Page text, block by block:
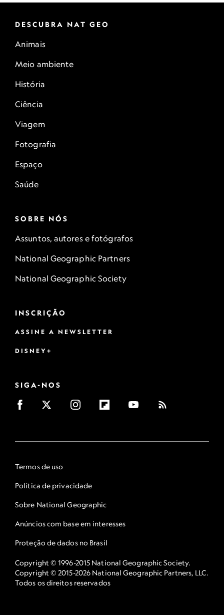
DESCUBRA NAT GEO
Animais
Meio ambiente
História
Ciência
Viagem
Fotografia
Espaço
Saúde
SOBRE NÓS
Assuntos, autores e fotógrafos
National Geographic Partners
National Geographic Society
INSCRIÇÃO
ASSINE A NEWSLETTER
DISNEY+
SIGA-NOS
Termos de uso
Política de privacidade
Sobre National Geographic
Anúncios com base em interesses
Proteção de dados no Brasil
Copyright © 1996-2015 National Geographic Society.
Copyright © 2015-2026 National Geographic Partners, LLC.
Todos os direitos reservados